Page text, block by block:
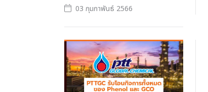
03 กุมภาพันธ์ 2566